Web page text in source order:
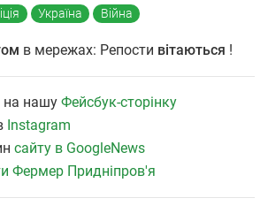
Україна Війна
в мережах: Репости вітаються !
на нашу Фейсбук-сторінку
Instagram
сайту в GoogleNews
Фермер Придніпров'я